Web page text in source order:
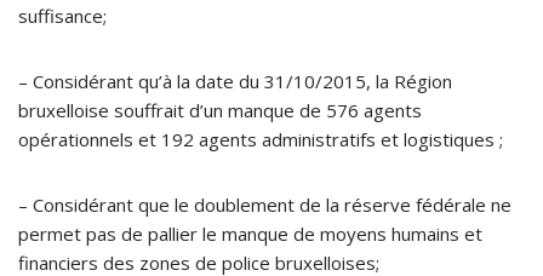
suffisance;
– Considérant qu’à la date du 31/10/2015, la Région
bruxelloise souffrait d’un manque de 576 agents
opérationnels et 192 agents administratifs et logistiques ;
– Considérant que le doublement de la réserve fédérale ne
permet pas de pallier le manque de moyens humains et
financiers des zones de police bruxelloises;